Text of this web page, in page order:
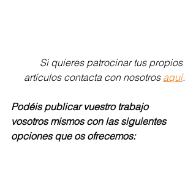
Si quieres patrocinar tus propios
artículos contacta con nosotros aquí.
Podéis publicar vuestro trabajo
vosotros mismos con las siguientes
opciones que os ofrecemos: